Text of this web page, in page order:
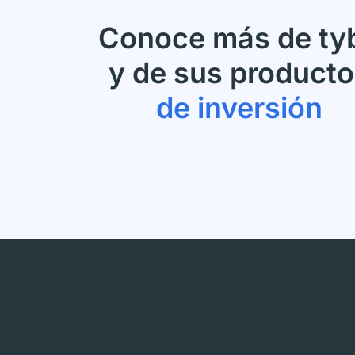
Conoce más de
y de sus
de inversión